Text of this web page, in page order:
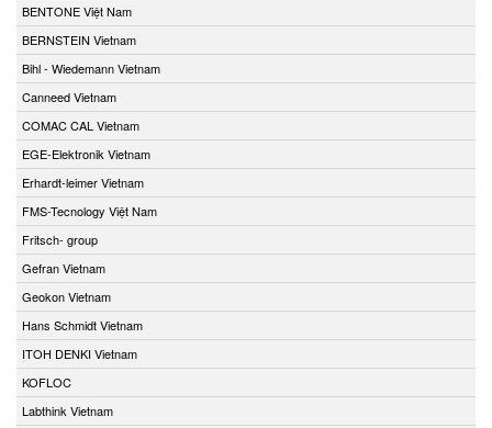
BENTONE Việt Nam
BERNSTEIN Vietnam
Bihl - Wiedemann Vietnam
Canneed Vietnam
COMAC CAL Vietnam
EGE-Elektronik Vietnam
Erhardt-leimer Vietnam
FMS-Tecnology Việt Nam
Fritsch- group
Gefran Vietnam
Geokon Vietnam
Hans Schmidt Vietnam
ITOH DENKI Vietnam
KOFLOC
Labthink Vietnam